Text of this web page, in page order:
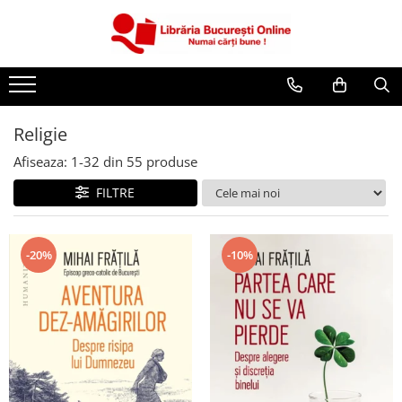
Artă și Enciclopedii
Beletristică
Business și Economie
Cărți pentru copii
Cărți pentru tineri
Creșterea copilului
Dezvoltare Personală
Diete și Fitness
Familie și Cuplu
Hobby și Divertisment
Istorie și Civilizații
Religie
Afiseaza: 1-32 din 55 produse
FILTRE
-20% -10%